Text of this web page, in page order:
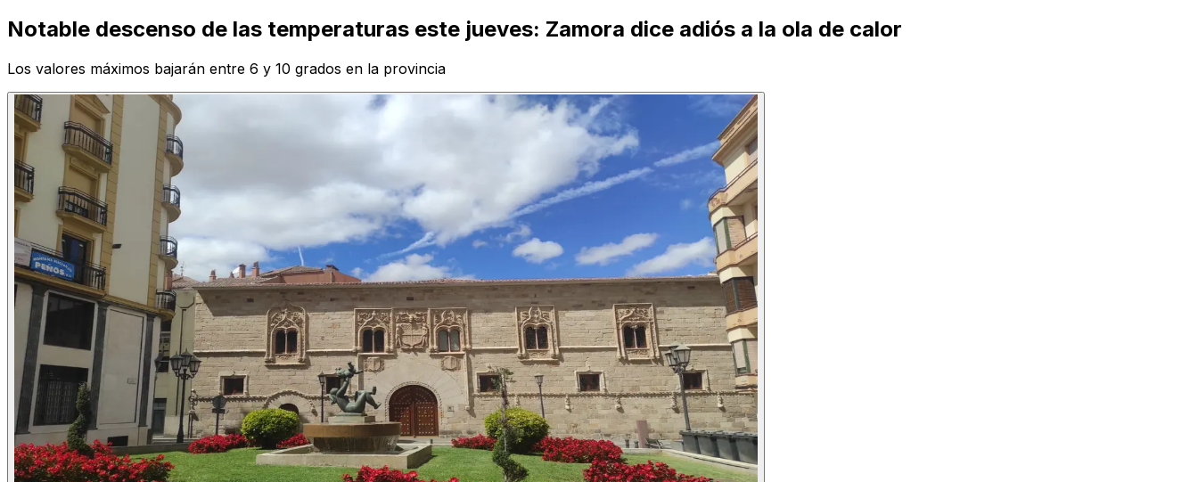
Notable descenso de las temperaturas este jueves: Zamora dice adiós a la ola de calor
Los valores máximos bajarán entre 6 y 10 grados en la provincia